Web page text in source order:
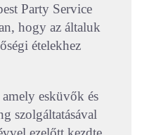
Party Service
hogy az általuk
ételekhez
esküvők és
szolgáltatásával